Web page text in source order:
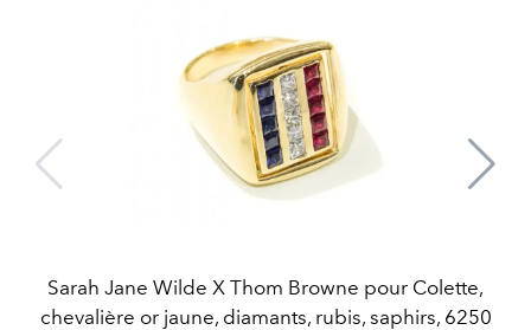
Sarah Jane Wilde X Thom Browne pour Colette,
chevalière or jaune, diamants, rubis, saphirs, 6250